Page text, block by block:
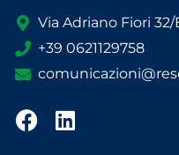
Via Adriano Fiori
+39 0621129758